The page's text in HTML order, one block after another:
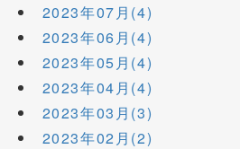
2023年07月(4)
2023年06月(4)
2023年05月(4)
2023年04月(4)
2023年03月(3)
2023年02月(2)